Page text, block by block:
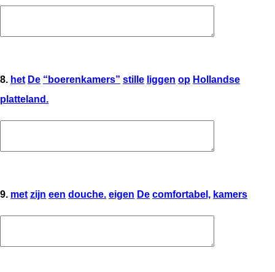
8. het De “boerenkamers” stille liggen op Hollandse
platteland.
9. met zijn een douche. eigen De comfortabel, kamers